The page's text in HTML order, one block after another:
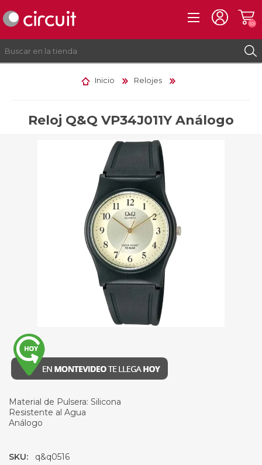
INICIAR SESIÓN
(0)
Inicio Relojes
Reloj Q&Q VP34J011Y Análogo
Material de Pulsera: Silicona
Resistente al Agua
Análogo
SKU: q&q0516